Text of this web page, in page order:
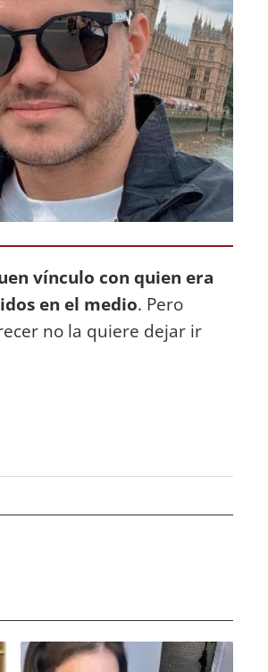
vínculo con quien era
en el medio. Pero
no la quiere dejar ir